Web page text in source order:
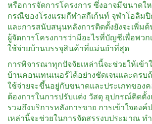
หรือการจัดการโครงการ ซึ่งอาจมีขนาดใ
กรณีของโรงแรมกีฬาสกีเก้นท์ จุฬาโอลิม
และการสนับสนุนหลังการติดตั้งยังจะเพิ่ม
ผู้จัดการโครงการว่ามีอะไรที่บัญชีเพื่อพว
ใช้จ่ายบ้านบรรจุสินค้าที่แม่นยําที่สุด
การพิจารณาทุกปัจจัยเหล่านี้จะช่วยให้เข้า
บ้านคอนเทนเนอร์ได้อย่างชัดเจนและคร
ใช้จ่ายจะขึ้นอยู่กับขนาดและประเภทของ
ต้องการในการปรับแต่ง วัสดุ อุปกรณ์ติดตั้
รวมถึงบริการหลังการขาย การเข้าใจอง
เหล่านี้จะช่วยในการจัดสรรงบประมาณ ท